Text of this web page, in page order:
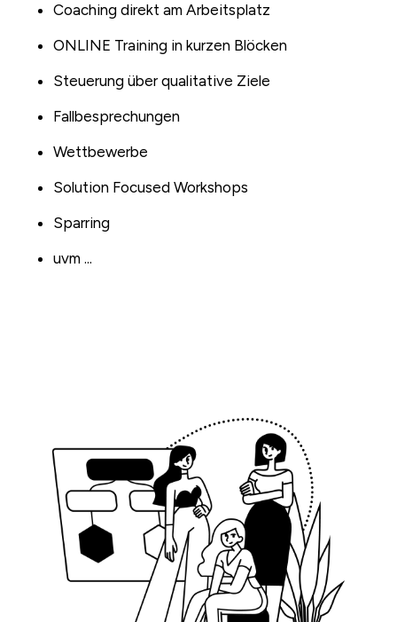
Coaching direkt am Arbeitsplatz
ONLINE Training in kurzen Blöcken
Steuerung über qualitative Ziele
Fallbesprechungen
Wettbewerbe
Solution Focused Workshops
Sparring
uvm ...